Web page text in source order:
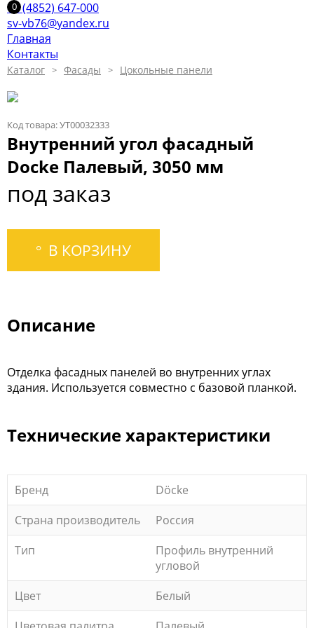
+7 (4852) 647-000
sv-vb76@yandex.ru
Главная
Контакты
Каталог Фасады Цокольные панели
Код товара: УТ00032333
Внутренний угол фасадный
Docke Палевый, 3050 мм
под заказ
В КОРЗИНУ
Описание
Отделка фасадных панелей во внутренних углах
здания. Используется совместно с базовой планкой.
Технические характеристики
Бренд
Döcke
Страна производитель
Россия
Тип
Профиль внутренний
угловой
Цвет
Белый